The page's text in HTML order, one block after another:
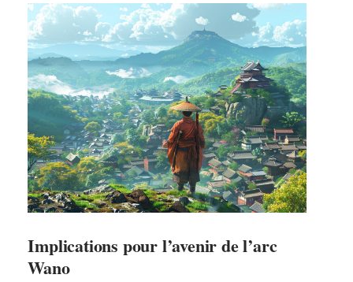
Implications pour l’avenir de l’arc
Wano